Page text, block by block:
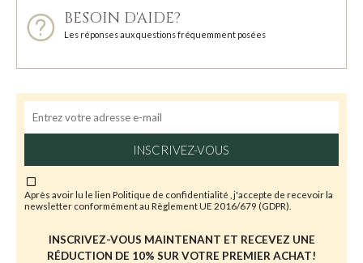
BESOIN D'AIDE?
Les réponses aux questions fréquemment posées
INSCRIVEZ-VOUS
Après avoir lu le lien Politique de confidentialité , j'accepte de recevoir la
newsletter conformément au Règlement UE 2016/679 (GDPR).
INSCRIVEZ-VOUS MAINTENANT ET RECEVEZ UNE
RÉDUCTION DE 10% SUR VOTRE PREMIER ACHAT!